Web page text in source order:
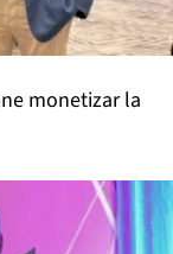
monetizar la